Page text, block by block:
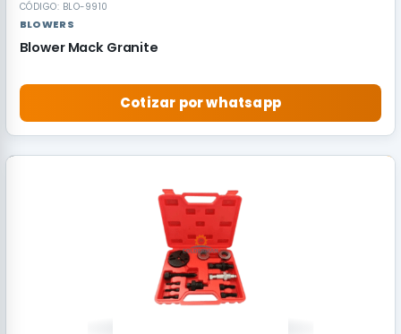
CÓDIGO: BLO-9910
BLOWERS
Blower Mack Granite
Cotizar por whatsapp